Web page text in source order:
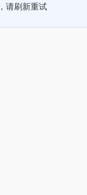
请刷新重试